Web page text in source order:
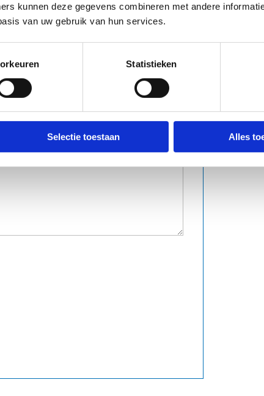
kunnen deze gegevens combineren met andere
van uw gebruik van hun services.
Statistieken
Selectie toestaan Alles